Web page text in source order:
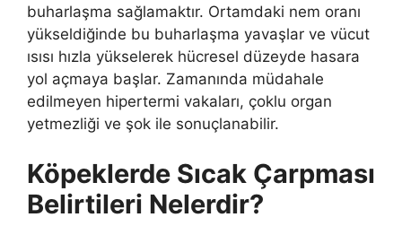
buharlaşma sağlamaktır. Ortamdaki nem oranı
yükseldiğinde bu buharlaşma yavaşlar ve vücut
ısısı hızla yükselerek hücresel düzeyde hasara
yol açmaya başlar. Zamanında müdahale
edilmeyen hipertermi vakaları, çoklu organ
yetmezliği ve şok ile sonuçlanabilir.
Köpeklerde Sıcak Çarpması
Belirtileri Nelerdir?